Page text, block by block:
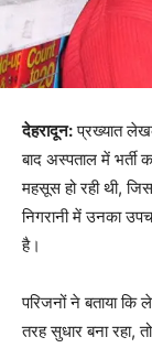
देहरादून:प्रख्यात
बाद अस्पताल में भर्ती
महसूस हो रही थी,
निगरानी में उनका
है।
परिजनों ने बताया कि
तरह सुधार बना रहा,